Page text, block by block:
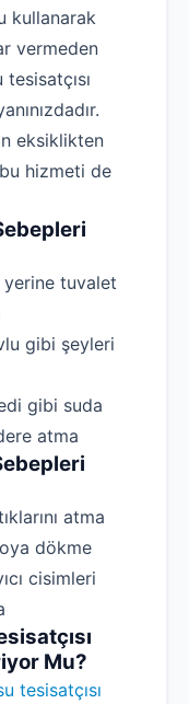
kullanarak
vermeden
eksiklikten
hizmeti de
yerine tuvalet
gibi şeyleri
gibi suda
atma
atma
dökme
cisimleri
Mu?
tesisatçısı